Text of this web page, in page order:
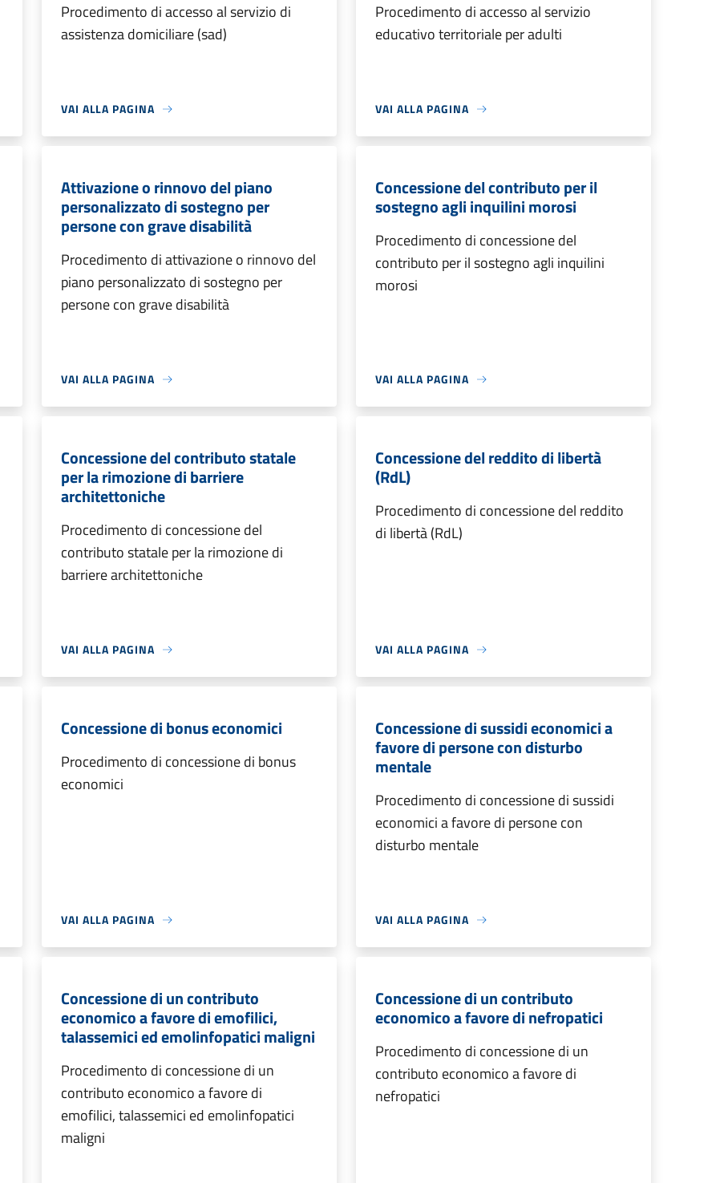
Procedimento di accesso al servizio di
assistenza domiciliare (sad)
VAI ALLA PAGINA
Procedimento di accesso al servizio
educativo territoriale per adulti
VAI ALLA PAGINA
Attivazione o rinnovo del piano
personalizzato di sostegno per
persone con grave disabilità
Procedimento di attivazione o rinnovo del
piano personalizzato di sostegno per
persone con grave disabilità
VAI ALLA PAGINA
Concessione del contributo per il
sostegno agli inquilini morosi
Procedimento di concessione del
contributo per il sostegno agli inquilini
morosi
VAI ALLA PAGINA
Concessione del contributo statale
per la rimozione di barriere
architettoniche
Procedimento di concessione del
contributo statale per la rimozione di
barriere architettoniche
VAI ALLA PAGINA
Concessione del reddito di libertà
(RdL)
Procedimento di concessione del reddito
di libertà (RdL)
VAI ALLA PAGINA
Concessione di bonus economici
Procedimento di concessione di bonus
economici
VAI ALLA PAGINA
Concessione di sussidi economici a
favore di persone con disturbo
mentale
Procedimento di concessione di sussidi
economici a favore di persone con
disturbo mentale
VAI ALLA PAGINA
Concessione di un contributo
economico a favore di emofilici,
talassemici ed emolinfopatici maligni
Procedimento di concessione di un
contributo economico a favore di
emofilici, talassemici ed emolinfopatici
maligni
Concessione di un contributo
economico a favore di nefropatici
Procedimento di concessione di un
contributo economico a favore di
nefropatici